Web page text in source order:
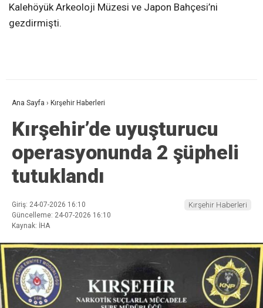
Kalehöyük Arkeoloji Müzesi ve Japon Bahçesi’ni
gezdirmişti.
Ana Sayfa › Kırşehir Haberleri
Kırşehir’de uyuşturucu
operasyonunda 2 şüpheli
tutuklandı
Giriş: 24-07-2026 16:10
Güncelleme: 24-07-2026 16:10
Kaynak: İHA
Kırşehir Haberleri